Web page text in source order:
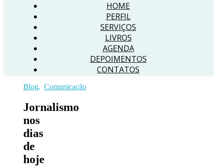
HOME
PERFIL
SERVIÇOS
LIVROS
AGENDA
DEPOIMENTOS
CONTATOS
Blog, Comunicação
Jornalismo
nos
dias
de
hoje